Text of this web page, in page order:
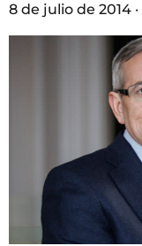
8 de julio de 2014 ·